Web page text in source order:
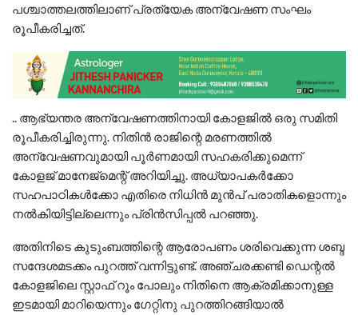
പശ്ചാത്തലത്തിലാണ് പ്രത്യേക അന്വേഷണ സംഘം
രൂപീകരിച്ചത്.
.. ആഭ്യന്തര അന്വേഷണത്തിനായി കോളജിൽ ഒരു സമിതി
രൂപീകരിച്ചിരുന്നു. നിതിന്‍ രാജിന്റെ മരണത്തില്‍
അന്വേഷണവുമായി പൂര്‍ണമായി സഹകരിക്കുമെന്ന്
കോളജ് മാനേജ്‌മെന്റ് അറിയിച്ചു. അധ്യാപകര്‍ക്കോ
സഹപാഠികള്‍ക്കോ എതിരെ നിധിന്‍ മുന്‍പ് പരാതികളൊന്നും
നല്‍കിയിട്ടില്ലെന്നും പ്രിന്‍സിപ്പല്‍ പറഞ്ഞു.
അതിനിടെ കുടുംബത്തിന്റെ ആരോപണം ശരിവെക്കുന്ന ശബ്ദ
സന്ദേശമടക്കം പുറത്ത് വന്നിട്ടുണ്ട്. അഞ്ചരക്കണ്ടി ഡെന്റൽ
കോളജിലെ സ്റ്റാഫ് റൂം പോലും നിതിനെ ആക്രമിക്കാനുള്ള
ഇടമായി മാറിയെന്നും ഗേറ്റിനു പുറത്തിറങ്ങിയാൽ